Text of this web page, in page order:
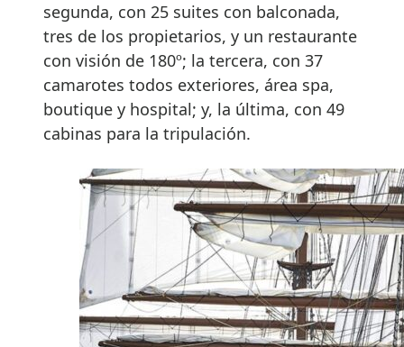
segunda, con 25 suites con balconada,
tres de los propietarios, y un restaurante
con visión de 180º; la tercera, con 37
camarotes todos exteriores, área spa,
boutique y hospital; y, la última, con 49
cabinas para la tripulación.